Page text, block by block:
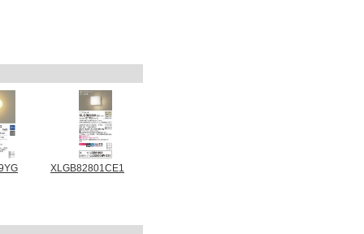
XLGB82801CE1